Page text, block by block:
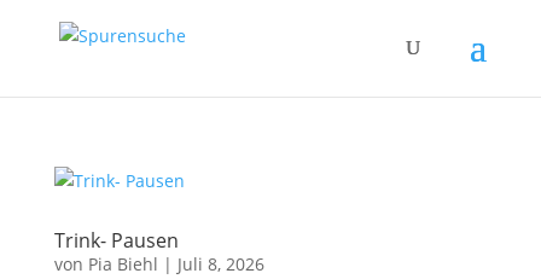
Trink- Pausen
von Pia Biehl | Juli 8, 2026